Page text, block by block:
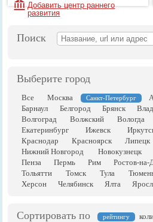
Добавить центр раннего
развития
Поиск
Выберите город
Все Москва Санкт-Петербург
Барнаул
Белгород Брянск
Волгоград
Волжский Вологда
Екатеринбург
Ижевск
Краснодар
Красноярск Липецк
Нижний Новгород
Новокузнецк
Пенза
Пермь Рим Ростов-на-
Тольятти
Томск Тула
Херсон
Челябинск Ялта
Сортировать по рейтингу